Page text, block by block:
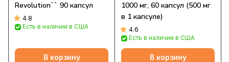
Revolution`` 90 капсул
4.8
Есть в наличии в США
В корзину
1000 мг, 60 капсул (500 мг
в 1 капсуле)
4.6
Есть в наличии в США
В корзину